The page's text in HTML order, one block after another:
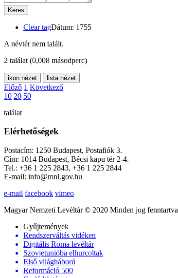
Keres
Clear tagDátum: 1755
A névtér nem talált.
2 találat (0,008 másodperc)
ikon nézet lista nézet
Előző 1 Következő
10 20 50
találat
Elérhetőségek
Postacím: 1250 Budapest, Postafiók 3.
Cím: 1014 Budapest, Bécsi kapu tér 2-4.
Tel.: +36 1 225 2843, +36 1 225 2844
E-mail: info@mnl.gov.hu
e-mail facebook vimeo
Magyar Nemzeti Levéltár © 2020 Minden jog fenntartva
Gyűjtemények
Rendszerváltás vidéken
Digitális Roma levéltár
Szovjetunióba elhurcoltak
Első világháború
Reformáció 500